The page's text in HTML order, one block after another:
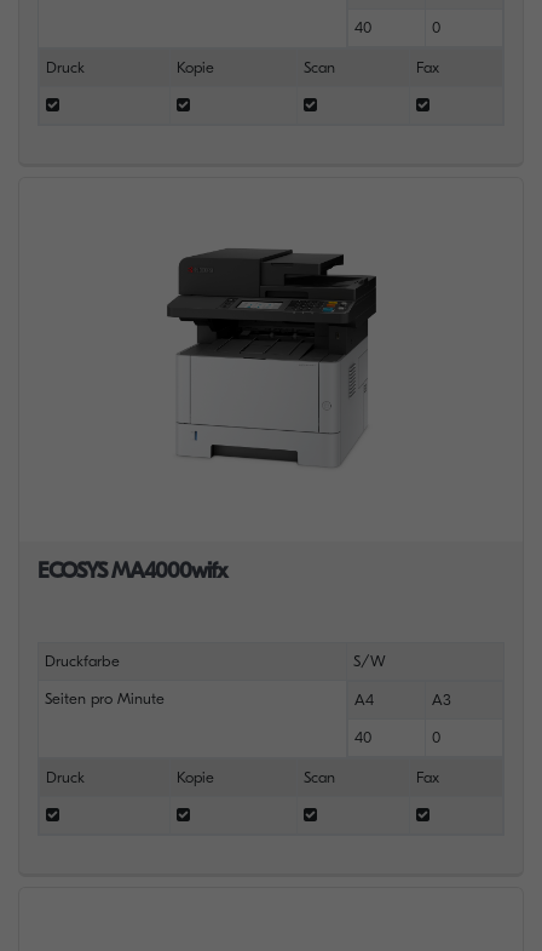
40 0
Druck Kopie Scan Fax
ECOSYS MA4000wifx
Druckfarbe S/W
Seiten pro Minute A4 A3
40 0
Druck Kopie Scan Fax